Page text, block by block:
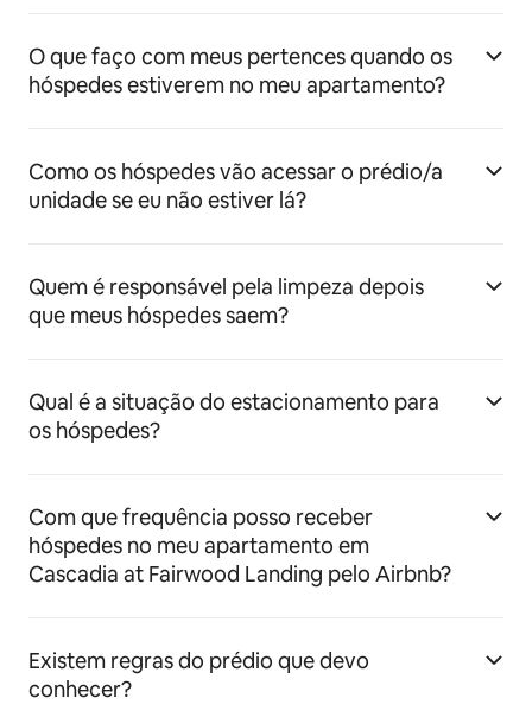
O que faço com meus pertences quando os
hóspedes estiverem no meu apartamento?
Como os hóspedes vão acessar o prédio/a
unidade se eu não estiver lá?
Quem é responsável pela limpeza depois
que meus hóspedes saem?
Qual é a situação do estacionamento para
os hóspedes?
Com que frequência posso receber
hóspedes no meu apartamento em
Cascadia at Fairwood Landing pelo Airbnb?
Existem regras do prédio que devo
conhecer?